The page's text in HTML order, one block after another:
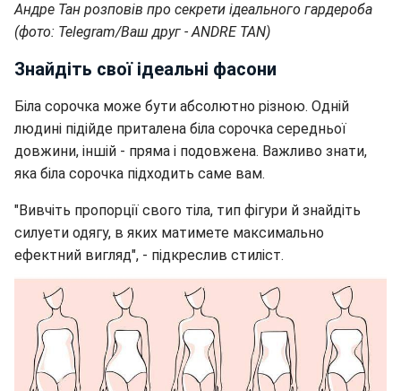
Андре Тан розповів про секрети ідеального гардероба
(фото: Telegram/Ваш друг - ANDRE TAN)
Знайдіть свої ідеальні фасони
Біла сорочка може бути абсолютно різною. Одній
людині підійде приталена біла сорочка середньої
довжини, іншій - пряма і подовжена. Важливо знати,
яка біла сорочка підходить саме вам.
"Вивчіть пропорції свого тіла, тип фігури й знайдіть
силуети одягу, в яких матимете максимально
ефектний вигляд", - підкреслив стиліст.